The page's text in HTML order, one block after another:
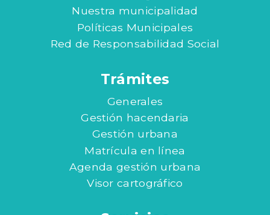
Nuestra municipalidad
Políticas Municipales
Red de Responsabilidad Social
Trámites
Generales
Gestión hacendaria
Gestión urbana
Matrícula en línea
Agenda gestión urbana
Visor cartográfico